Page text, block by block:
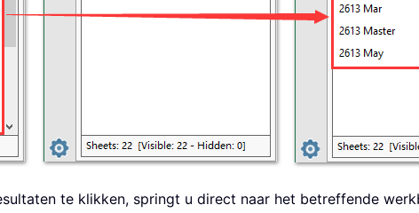
te klikken, springt u direct naar het betreffende